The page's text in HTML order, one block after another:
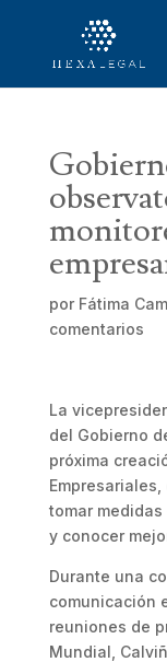
por Fátima
comentarios
La
del Gobierno
próxima
tomar medidas
y conocer
Durante una
comunicación
reuniones de
Mundial,